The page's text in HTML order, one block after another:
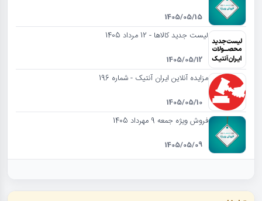
1405/05/15
لیست جدید کالاها - 12 مرداد 1405
1405/05/12
مزایده آنلاین ایران آنتیک - شماره 196
1405/05/10
فروش ویژه جمعه 9 مهرداد 1405
1405/05/09